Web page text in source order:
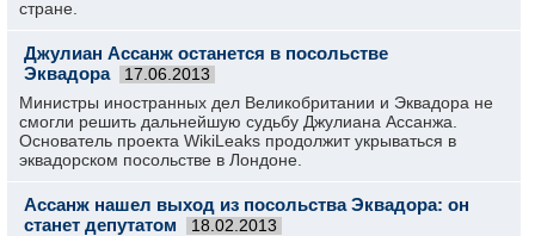
стране.
Джулиан Ассанж останется в посольстве
Эквадора
17.06.2013
Министры иностранных дел Великобритании и Эквадора не
смогли решить дальнейшую судьбу Джулиана Ассанжа.
Основатель проекта WikiLeaks продолжит укрываться в
эквадорском посольстве в Лондоне.
Ассанж нашел выход из посольства Эквадора: он
станет депутатом
18.02.2013